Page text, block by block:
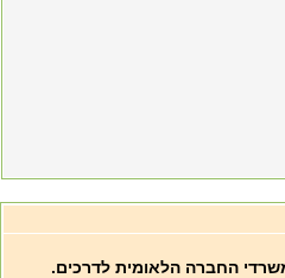
החברה הלאומית לדרכים.